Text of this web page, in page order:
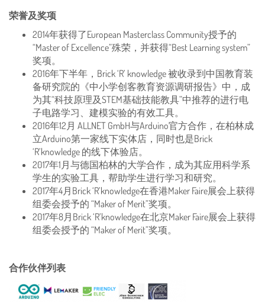
荣誉及奖项
2014年获得了European Masterclass Community授予的
“Master of Excellence”殊荣，并获得“Best Learning system”
奖项。
2016年下半年，Brick ‘R’ knowledge 被收录到中国教育装
备研究院的《中小学创客教育资源调研报告》中，成
为其“科技原理及STEM基础技能教具”中推荐的进行电
子电路学习、建模实验的有效工具。
2016年12月 ALLNET GmbH与Arduino官方合作，在柏林成
立Arduino第一家线下实体店，同时也是Brick
‘R’knowledge 的线下体验店。
2017年1月与德国柏林的大学合作，成为其应用科学系
学生的实验工具，帮助学生进行学习和研究。
2017年4月Brick ‘R’knowledge在香港Maker Faire展会上获得
组委会授予的 “Maker of Merit”奖项。
2017年8月Brick ‘R’knowledge在北京Maker Faire展会上获得
组委会授予的 “Maker of Merit”奖项。
合作伙伴列表